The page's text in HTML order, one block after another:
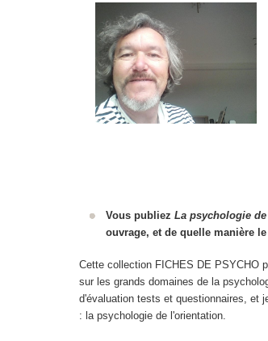
Vous publiez La psychologie
ouvrage, et de quelle manière
Cette collection FICHES DE PSYCHO
sur les grands domaines de la
d'évaluation tests et questionnaires, et
: la psychologie de l'orientation.